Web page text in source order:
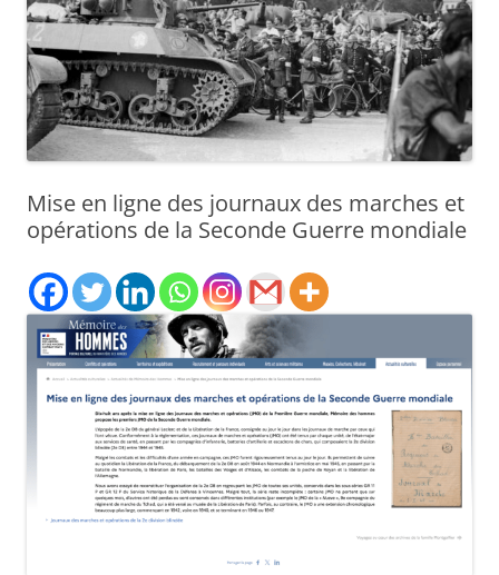
Mise en ligne des journaux des marches et
opérations de la Seconde Guerre mondiale